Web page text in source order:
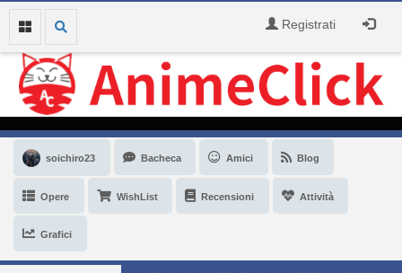
Registrati
soichiro23 Bacheca Amici Blog
Opere WishList Recensioni Attività
Grafici